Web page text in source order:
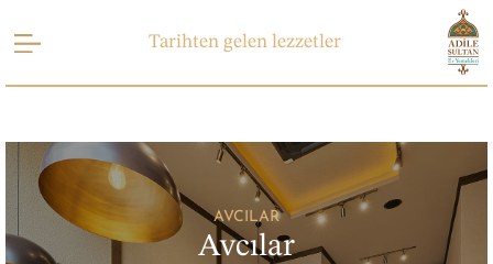
Tarihten gelen lezzetler
AVCILAR
Avcılar